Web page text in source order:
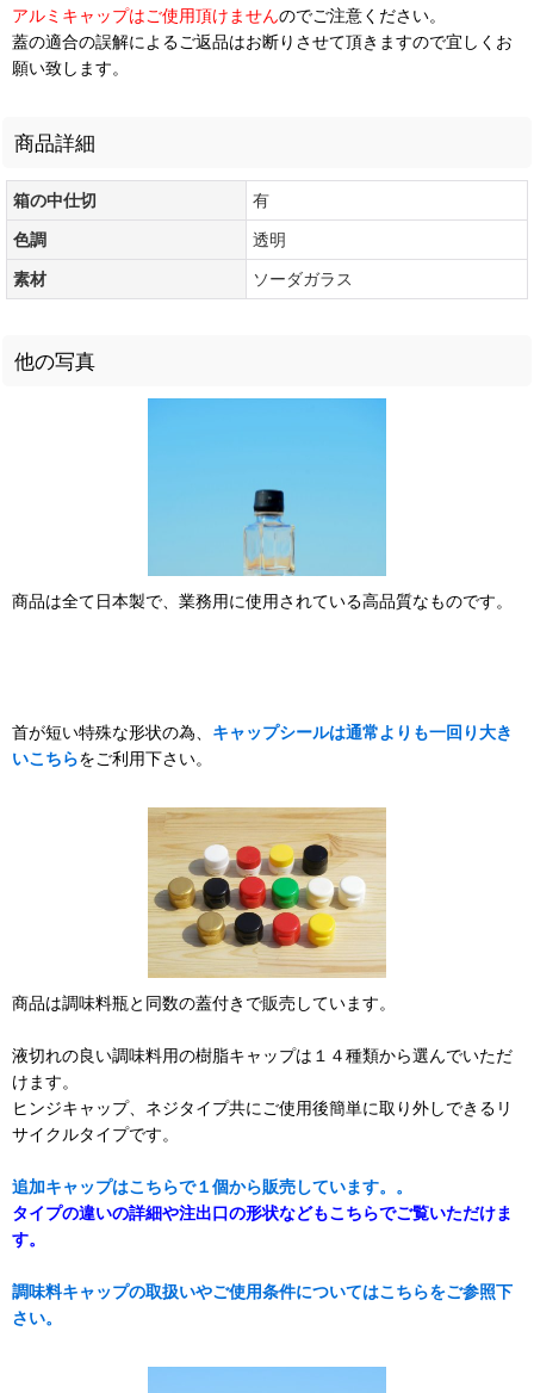
アルミキャップはご使用頂けませんのでご注意ください。
蓋の適合の誤解によるご返品はお断りさせて頂きますので宜しくお
願い致します。
商品詳細
箱の中仕切
有
色調
透明
素材
ソーダガラス
他の写真
商品は全て日本製で、業務用に使用されている高品質なものです。
首が短い特殊な形状の為、 キャップシールは通常よりも一回り大き
いこちらをご利用下さい。
商品は調味料瓶と同数の蓋付きで販売しています。
液切れの良い調味料用の樹脂キャップは１４種類から選んでいただ
けます。
ヒンジキャップ、ネジタイプ共にご使用後簡単に取り外しできるリ
サイクルタイプです。
追加キャップはこちらで１個から販売しています。。
タイプの違いの詳細や注出口の形状などもこちらでご覧いただけま
す。
調味料キャップの取扱いやご使用条件についてはこちらをご参照下
さい。